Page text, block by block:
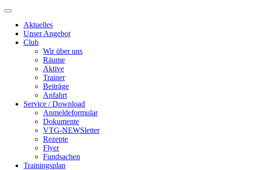
Aktuelles
Unser Angebot
Club
Wir über uns
Räume
Aktive
Trainer
Beiträge
Anfahrt
Service / Download
Anmeldeformular
Dokumente
VTG-NEWSletter
Rezepte
Flyer
Fundsachen
Trainingsplan